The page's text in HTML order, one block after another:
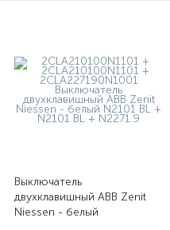
Выключатель
двухклавишный ABB Zenit
Niessen - белый